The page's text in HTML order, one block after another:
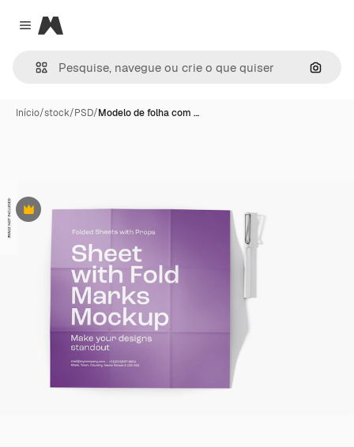
Close menu
Magnific
Início/stock/PSD/Modelo de folha com …
Premium